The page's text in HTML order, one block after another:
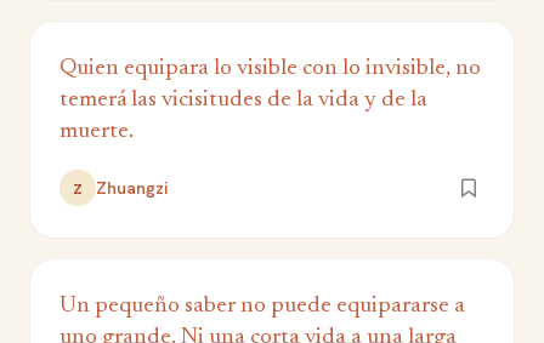
Quien equipara lo visible con lo invisible, no
temerá las vicisitudes de la vida y de la
muerte.
Z Zhuangzi
Un pequeño saber no puede equipararse a
uno grande. Ni una corta vida a una larga